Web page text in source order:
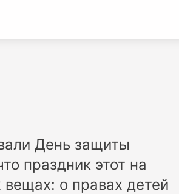
День защиты
праздник этот на
о правах детей